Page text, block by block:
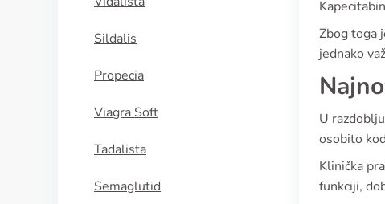
Sildalis
Propecia
Viagra Soft
Tadalista
Semaglutid
Zbog toga
jednako
U
osobito
Klinička
funkciji,